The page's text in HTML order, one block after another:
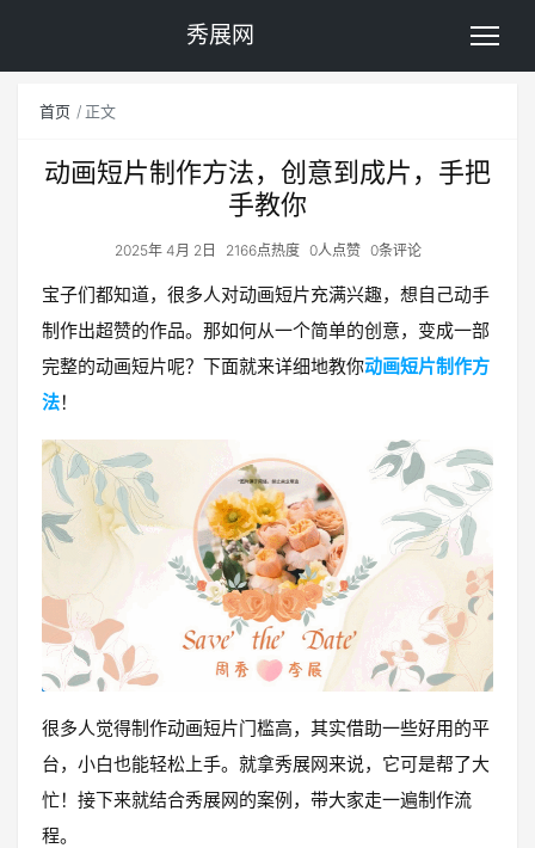
秀展网
首页 正文
动画短片制作方法，创意到成片，手把
手教你
2025年 4月 2日 2166点热度 0人点赞 0条评论
宝子们都知道，很多人对动画短片充满兴趣，想自己动手
制作出超赞的作品。那如何从一个简单的创意，变成一部
完整的动画短片呢？下面就来详细地教你动画短片制作方
法！
很多人觉得制作动画短片门槛高，其实借助一些好用的平
台，小白也能轻松上手。就拿秀展网来说，它可是帮了大
忙！接下来就结合秀展网的案例，带大家走一遍制作流
程。